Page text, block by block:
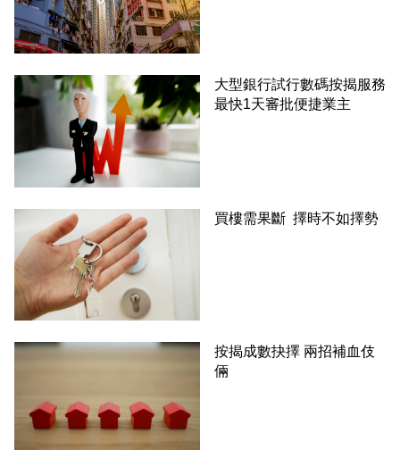
大型銀行試行數碼按揭服務
最快1天審批便捷業主
買樓需果斷 擇時不如擇勢
按揭成數抉擇 兩招補血伎
倆